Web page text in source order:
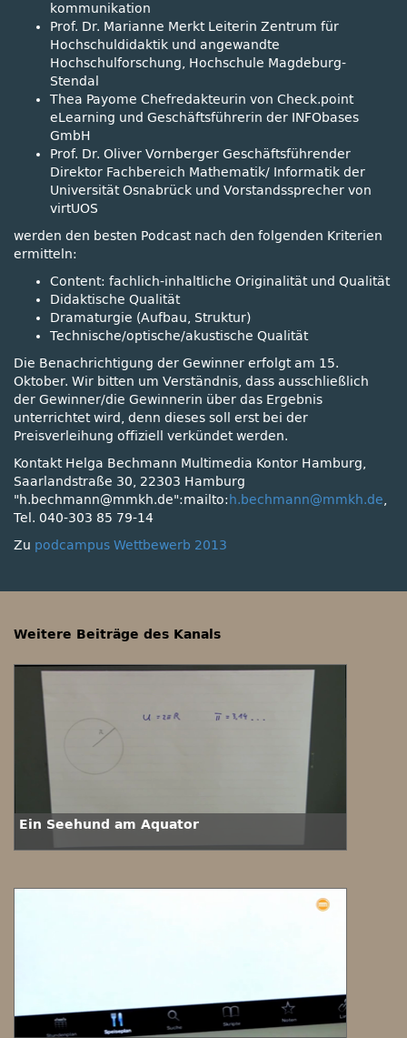
kommunikation
Prof. Dr. Marianne Merkt Leiterin Zentrum für
Hochschuldidaktik und angewandte
Hochschulforschung, Hochschule Magdeburg-
Stendal
Thea Payome Chefredakteurin von Check.point
eLearning und Geschäftsführerin der INFObases
GmbH
Prof. Dr. Oliver Vornberger Geschäftsführender
Direktor Fachbereich Mathematik/ Informatik der
Universität Osnabrück und Vorstandssprecher von
virtUOS
werden den besten Podcast nach den folgenden Kriterien
ermitteln:
Content: fachlich-inhaltliche Originalität und Qualität
Didaktische Qualität
Dramaturgie (Aufbau, Struktur)
Technische/optische/akustische Qualität
Die Benachrichtigung der Gewinner erfolgt am 15.
Oktober. Wir bitten um Verständnis, dass ausschließlich
der Gewinner/die Gewinnerin über das Ergebnis
unterrichtet wird, denn dieses soll erst bei der
Preisverleihung offiziell verkündet werden.
Kontakt Helga Bechmann Multimedia Kontor Hamburg,
Saarlandstraße 30, 22303 Hamburg
h.bechmann@mmkh.de :mailto: h.bechmann@mmkh.de,
Tel. 040-303 85 79-14
Zu podcampus Wettbewerb 2013
Weitere Beiträge des Kanals
Ein Seehund am Äquator